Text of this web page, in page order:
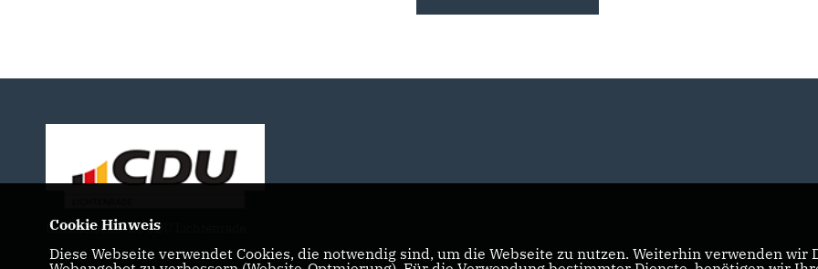
Internetseite der CDU Lichtenrade
Cookie Hinweis
Diese Webseite verwendet Cookies, die notwendig sind, um die Webseite zu nutzen. Weiterhin verwenden